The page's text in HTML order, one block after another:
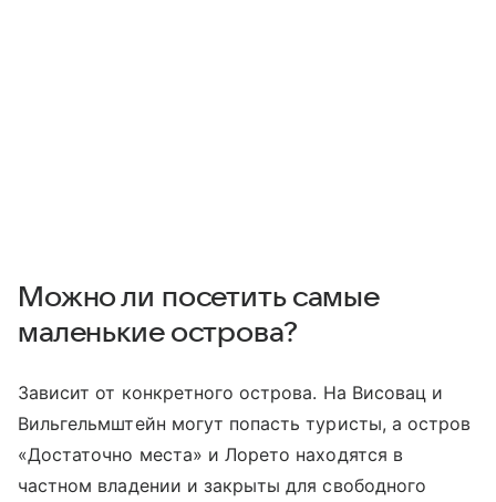
Можно ли посетить самые
маленькие острова?
Зависит от конкретного острова. На Висовац и
Вильгельмштейн могут попасть туристы, а остров
«Достаточно места» и Лорето находятся в
частном владении и закрыты для свободного